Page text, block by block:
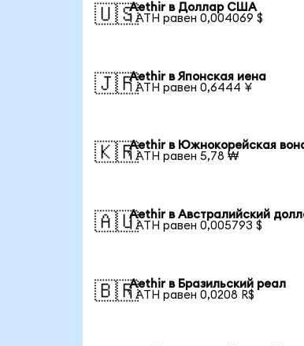
🇺🇸Aethir в Доллар США
1 ATH равен 0,004069 $
🇯🇵Aethir в Японская иена
1 ATH равен 0,6444 ¥
🇰🇷Aethir в Южнокорейская
1 ATH равен 5,78 ₩
🇦🇺Aethir в Австралийский
1 ATH равен 0,005793 $
🇧🇷Aethir в Бразильский реал
1 ATH равен 0,0208 R$